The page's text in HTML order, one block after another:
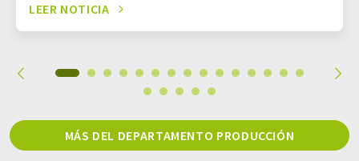
LEER NOTICIA
MÁS DEL DEPARTAMENTO PRODUCCIÓN